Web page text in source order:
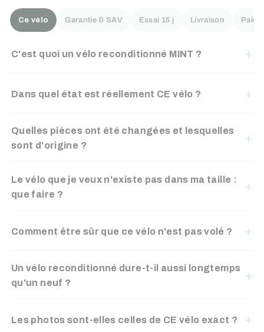
Ce vélo Garantie & SAV Essai 15 j Livraison
C'est quoi un vélo reconditionné MINT ?
Dans quel état est réellement CE vélo ?
Quelles pièces ont été changées et lesquelles
sont d'origine ?
Le vélo que je veux n'existe pas dans ma taille :
que faire ?
Comment être sûr que ce vélo n'est pas volé ?
Un vélo reconditionné dure-t-il aussi longtemps
qu'un neuf ?
Les photos sont-elles celles de CE vélo exact ?